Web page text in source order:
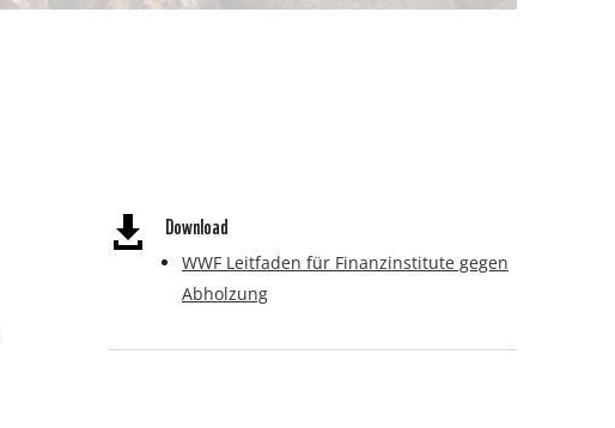
 Download
WWF Leitfaden für Finanzinstitute gegen
Abholzung